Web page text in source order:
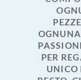
PER
UNICO